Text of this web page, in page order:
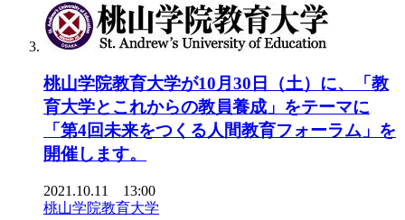
桃山学院教育大学が10月30日（土）に、「教
育大学とこれからの教員養成」をテーマに
「第4回未来をつくる人間教育フォーラム」を
開催します。
2021.10.11 13:00
桃山学院教育大学